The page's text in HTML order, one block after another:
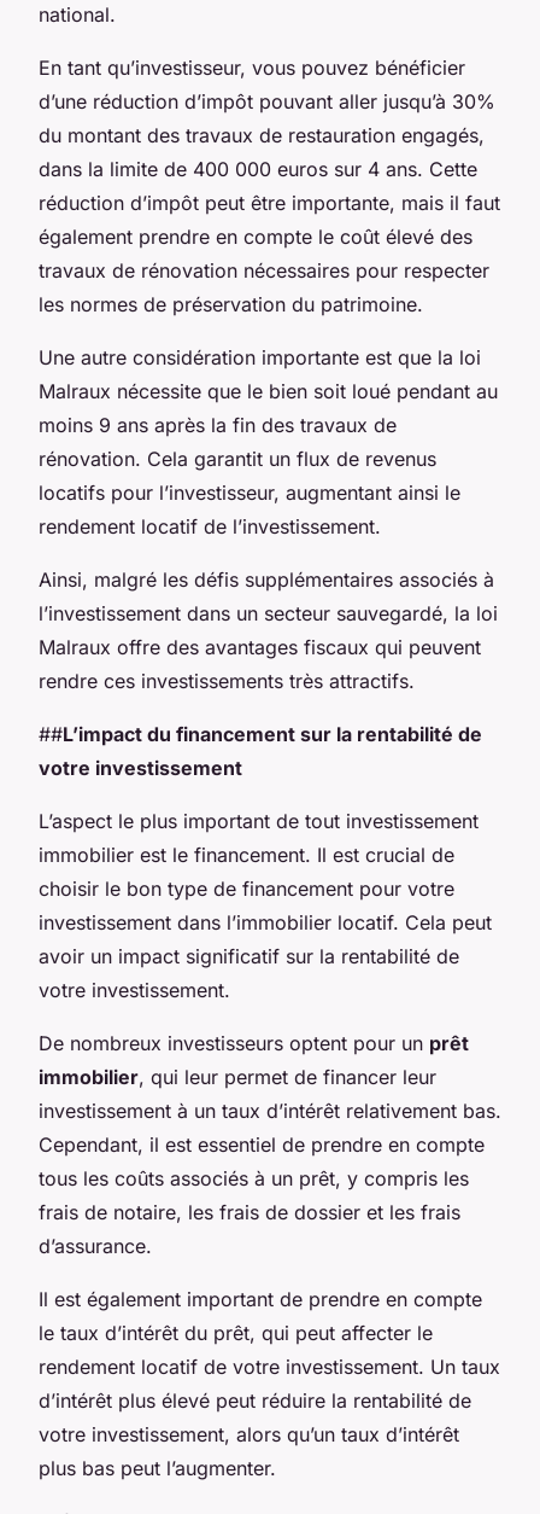
national.
En tant qu’investisseur, vous pouvez bénéficier
d’une réduction d’impôt pouvant aller jusqu’à 30%
du montant des travaux de restauration engagés,
dans la limite de 400 000 euros sur 4 ans. Cette
réduction d’impôt peut être importante, mais il faut
également prendre en compte le coût élevé des
travaux de rénovation nécessaires pour respecter
les normes de préservation du patrimoine.
Une autre considération importante est que la loi
Malraux nécessite que le bien soit loué pendant au
moins 9 ans après la fin des travaux de
rénovation. Cela garantit un flux de revenus
locatifs pour l’investisseur, augmentant ainsi le
rendement locatif de l’investissement.
Ainsi, malgré les défis supplémentaires associés à
l’investissement dans un secteur sauvegardé, la loi
Malraux offre des avantages fiscaux qui peuvent
rendre ces investissements très attractifs.
##L’impact du financement sur la rentabilité de
votre investissement
L’aspect le plus important de tout investissement
immobilier est le financement. Il est crucial de
choisir le bon type de financement pour votre
investissement dans l’immobilier locatif. Cela peut
avoir un impact significatif sur la rentabilité de
votre investissement.
De nombreux investisseurs optent pour un prêt
immobilier, qui leur permet de financer leur
investissement à un taux d’intérêt relativement bas.
Cependant, il est essentiel de prendre en compte
tous les coûts associés à un prêt, y compris les
frais de notaire, les frais de dossier et les frais
d’assurance.
Il est également important de prendre en compte
le taux d’intérêt du prêt, qui peut affecter le
rendement locatif de votre investissement. Un taux
d’intérêt plus élevé peut réduire la rentabilité de
votre investissement, alors qu’un taux d’intérêt
plus bas peut l’augmenter.